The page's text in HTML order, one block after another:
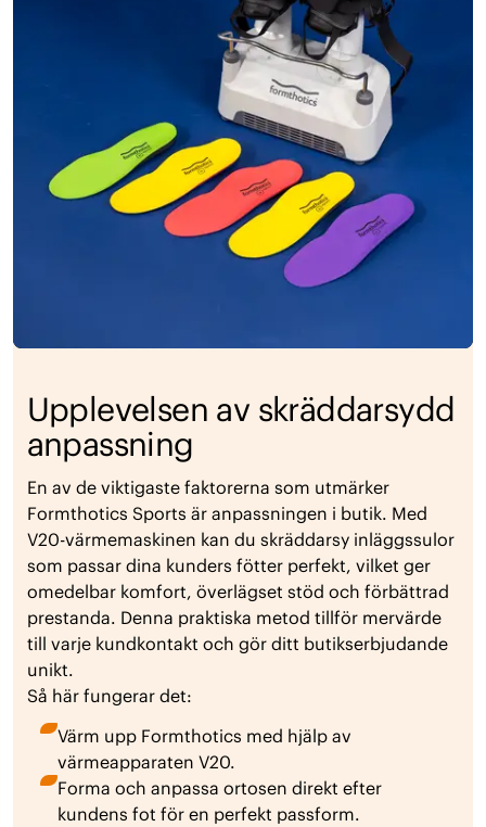
Upplevelsen av skräddarsydd
anpassning
En av de viktigaste faktorerna som utmärker
Formthotics Sports är anpassningen i butik. Med
V20-värmemaskinen kan du skräddarsy inläggssulor
som passar dina kunders fötter perfekt, vilket ger
omedelbar komfort, överlägset stöd och förbättrad
prestanda. Denna praktiska metod tillför mervärde
till varje kundkontakt och gör ditt butikserbjudande
unikt.
Så här fungerar det:
Värm upp Formthotics med hjälp av
värmeapparaten V20.
Forma och anpassa ortosen direkt efter
kundens fot för en perfekt passform.